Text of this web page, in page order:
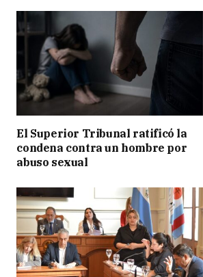
El Superior Tribunal ratificó la
condena contra un hombre por
abuso sexual